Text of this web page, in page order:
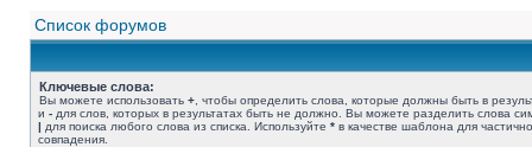
Список форумов
Ключевые слова:
Вы можете использовать + , чтобы определить слова, которые должны быть в
и - для слов, которых в результатах быть не должно. Вы можете разделить слова
| для поиска любого слова из списка. Используйте * в качестве шаблона для
совпадения.